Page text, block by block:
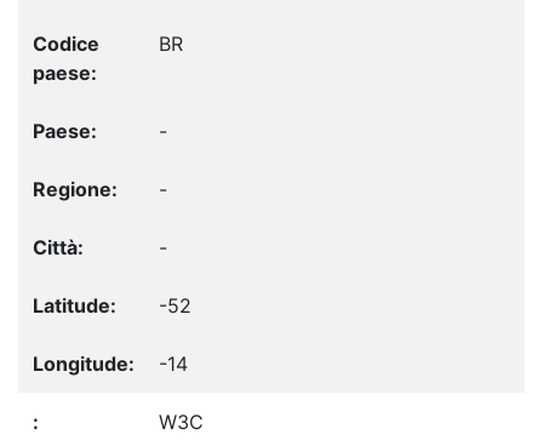
BR
-
-
-
-52
-14
W3C